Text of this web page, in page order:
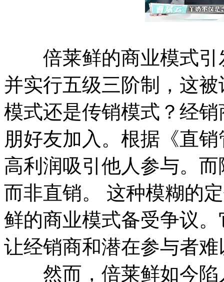
倍莱鲜的商业模式引
并实行五级三阶制，这
模式还是传销模式？经
朋好友加入。根据《直
高利润吸引他人参与。
而非直销。 这种模糊的
鲜的商业模式备受争议
让经销商和潜在参与者
然而，倍莱鲜如今陷